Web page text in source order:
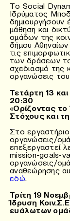
Το Social
Ιδρύματος
δημιουργήσουν
μάθηση και
ομάδων της
δήμου
τις
των δράσεων
σχεδιασμό της
οργανώσεις
Τετάρτη 13
20:30
«Ορίζοντας
Στόχους και
Στο
οργανώσεις/
επεξεργαστεί
mission-goals-
οργανώσεις/
αναθεώρησης
εδώ.
Τρίτη 19
Ίδρυση
ευάλωτων